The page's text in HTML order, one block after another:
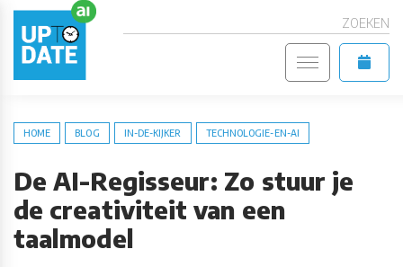
ZOEKEN
HOME BLOG IN-DE-KIJKER TECHNOLOGIE-EN-AI
De AI-Regisseur: Zo stuur je
de creativiteit van een
taalmodel